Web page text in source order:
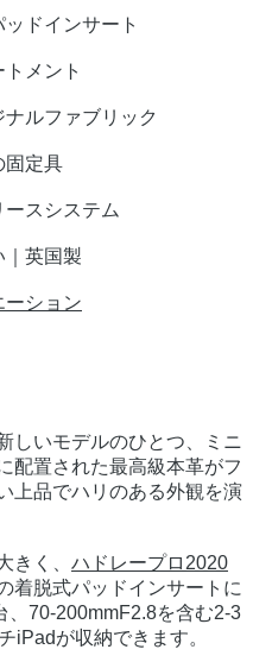
ドインサート
メント
ルファブリック
固定具
スシステム
｜英国製
ーション
しいモデルのひとつ、ミニ
配置された最高級本革がフ
上品でハリのある外観を演
きく、 ハドレープロ2020
着脱式パッドインサートに
、70-200mmF2.8を含む2-3
iPadが収納できます。